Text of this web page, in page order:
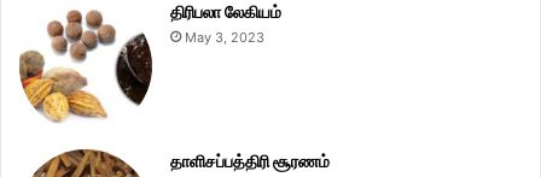
திரிபலா லேகியம்
May 3, 2023
தாளிசப்பத்திரி சூரணம்